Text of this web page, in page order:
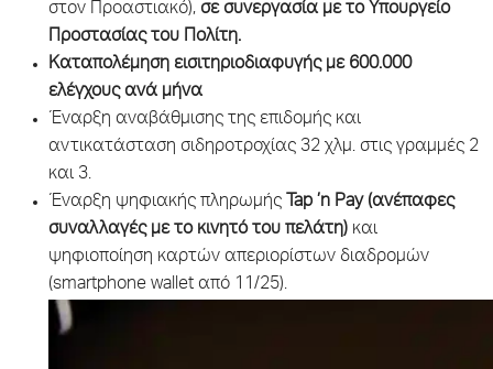
στον Προαστιακό), σε συνεργασία με το Υπουργείο
Προστασίας του Πολίτη.
Καταπολέμηση εισιτηριοδιαφυγής με 600.000
ελέγχους ανά μήνα
Έναρξη αναβάθμισης της επιδομής και
αντικατάσταση σιδηροτροχίας 32 χλμ. στις γραμμές 2
και 3.
Έναρξη ψηφιακής πληρωμής Tap ’n Pay (ανέπαφες
συναλλαγές με το κινητό του πελάτη) και
ψηφιοποίηση καρτών απεριορίστων διαδρομών
(smartphone wallet από 11/25).